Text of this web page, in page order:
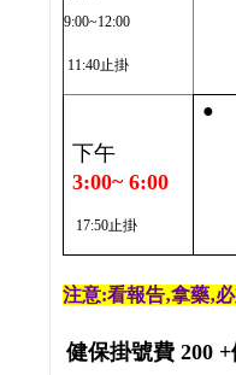
9:00~12:00
11:40止掛
下午
3:00~ 6:00
17:50止掛
●
注意:看報告‚拿藥‚
健保掛號費 200 +